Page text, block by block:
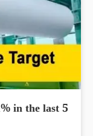
in the last 5